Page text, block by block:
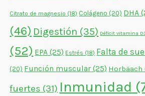
Citrato de magnesio (18) Colágeno (20) DHA
(46) Digestión (35) Déficit vitamina
(52) EPA (25) Estrés (18) Falta de
(20) Función muscular (25) Horbäach
fuertes (31) Inmunidad